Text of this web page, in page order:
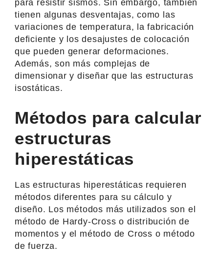
para resistir sismos. Sin embargo, también
tienen algunas desventajas, como las
variaciones de temperatura, la fabricación
deficiente y los desajustes de colocación
que pueden generar deformaciones.
Además, son más complejas de
dimensionar y diseñar que las estructuras
isostáticas.
Métodos para calcular
estructuras
hiperestáticas
Las estructuras hiperestáticas requieren
métodos diferentes para su cálculo y
diseño. Los métodos más utilizados son el
método de Hardy-Cross o distribución de
momentos y el método de Cross o método
de fuerza.